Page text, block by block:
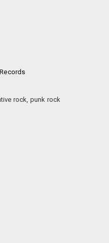
rock, punk rock